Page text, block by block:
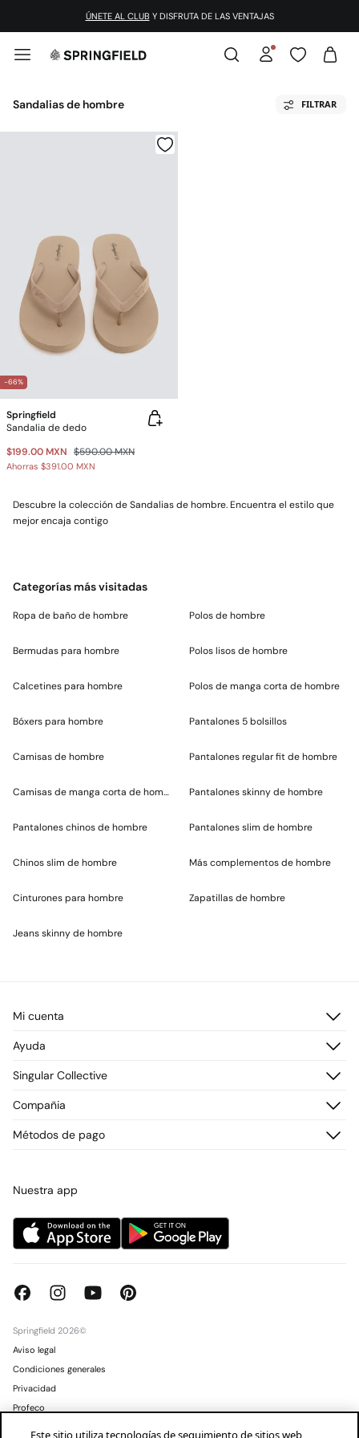
ÚNETE AL CLUB Y DISFRUTA DE LAS VENTAJAS
Sandalias de hombre FILTRAR
-66%
Springfield
Sandalia de dedo
$199.00 MXN $590.00 MXN
Ahorras $391.00 MXN
Descubre la colección de Sandalias de hombre. Encuentra el estilo que
mejor encaja contigo
Categorías más visitadas
Ropa de baño de hombre
Bermudas para hombre
Calcetines para hombre
Bóxers para hombre
Camisas de hombre
Camisas de manga corta de hombre
Pantalones chinos de hombre
Chinos slim de hombre
Cinturones para hombre
Jeans skinny de hombre
Polos de hombre
Polos lisos de hombre
Polos de manga corta de hombre
Pantalones 5 bolsillos
Pantalones regular fit de hombre
Pantalones skinny de hombre
Pantalones slim de hombre
Más complementos de hombre
Zapatillas de hombre
Mi cuenta
Registrarme
Direcciones de envío
Ayuda
Preguntas frecuentes
Envío
Promociones vigentes
Singular Collective
¡Únete!
Compañia
Tiendas
Métodos de pago
Nuestra app
Springfield 2026©
Aviso legal
Condiciones generales
Privacidad
Profeco
Este sitio utiliza tecnologías de seguimiento de sitios web